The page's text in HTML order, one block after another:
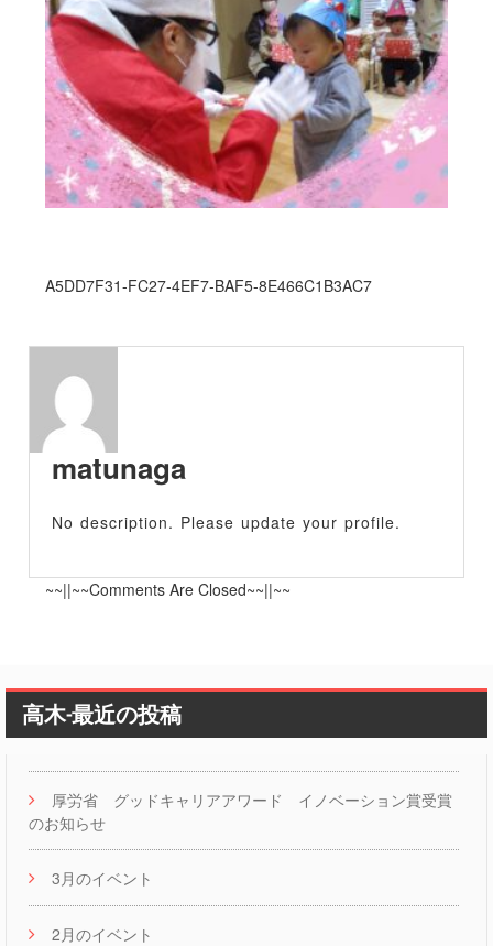
投
ナ
ビ
ゲ
ー
シ
ン
A5DD7F31-FC27-4EF7-BAF5-8E466C1B3AC7
matunaga
No description. Please update your profile.
~~||~~Comments Are Closed~~||~~
高木-最近の投稿
厚労省 グッドキャリアアワード イノベーション賞受賞
のお知らせ
3月のイベント
2月のイベント